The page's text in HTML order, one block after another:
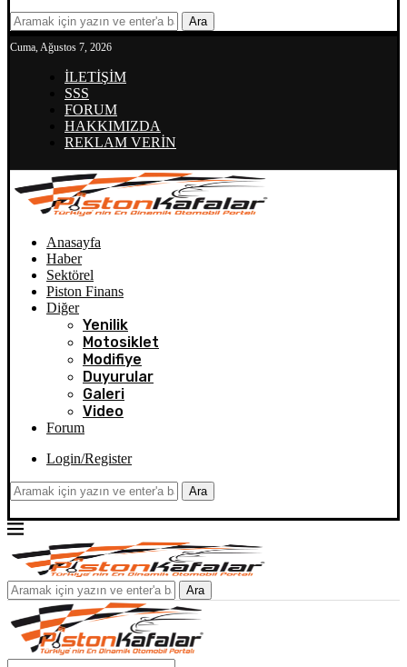
Ara
Cuma, Ağustos 7, 2026
İLETİŞİM
SSS
FORUM
HAKKIMIZDA
REKLAM VERİN
Anasayfa
Haber
Sektörel
Piston Finans
Diğer
Yenilik
Motosiklet
Modifiye
Duyurular
Galeri
Video
Forum
Login/Register
Ara
Ara